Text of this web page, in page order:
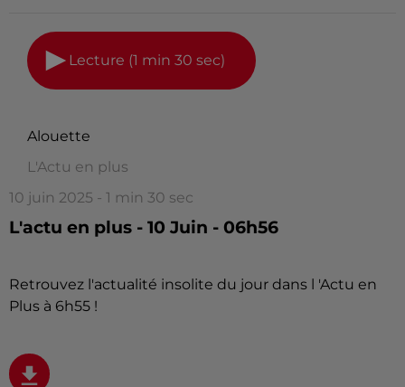
Lecture (1 min 30 sec)
Alouette
L'Actu en plus
10 juin 2025 - 1 min 30 sec
L'actu en plus - 10 Juin - 06h56
Retrouvez l'actualité insolite du jour dans l 'Actu en
Plus à 6h55 !